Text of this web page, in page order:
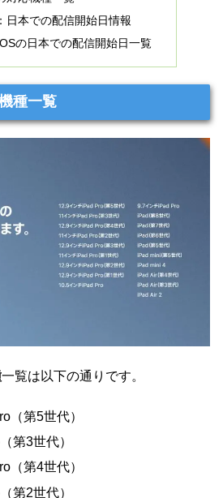
日本での配信開始日情報
の日本での配信開始日一覧
種一覧
一覧は以下の通りです。
（第5世代）
第3世代）
（第4世代）
第2世代）